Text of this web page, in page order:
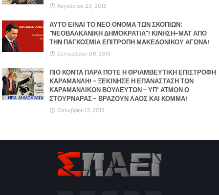
Αυγούστου 23, 2013
ΑΥΤΟ ΕΙΝΑΙ ΤΟ ΝΕΟ ΟΝΟΜΑ ΤΩΝ ΣΚΟΠΙΩΝ:
"ΝΕΟΒΑΛΚΑΝΙΚΗ ΔΗΜΟΚΡΑΤΙΑ"! ΚΙΝΗΣΗ-ΜΑΤ ΑΠΟ
ΤΗΝ ΠΑΓΚΟΣΜΙΑ ΕΠΙΤΡΟΠΗ ΜΑΚΕΔΟΝΙΚΟΥ ΑΓΩΝΑ!
Σεπτεμβρίου 08, 2013
ΠΙΟ ΚΟΝΤΑ ΠΑΡΑ ΠΟΤΕ Η ΘΡΙΑΜΒΕΥΤΙΚΗ ΕΠΙΣΤΡΟΦΗ
ΚΑΡΑΜΑΝΛΗ! - ΞΕΚΙΝΗΣΕ Η ΕΠΑΝΑΣΤΑΣΗ ΤΩΝ
ΚΑΡΑΜΑΝΛΙΚΩΝ ΒΟΥΛΕΥΤΩΝ - ΥΠ' ΑΤΜΟΝ Ο
ΣΤΟΥΡΝΑΡΑΣ - ΒΡΑΖΟΥΝ ΛΑΟΣ ΚΑΙ ΚΟΜΜΑ!
Οκτωβρίου 13, 2013